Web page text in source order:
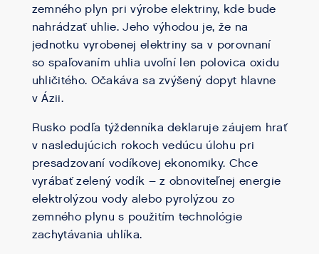
zemného plyn pri výrobe elektriny, kde bude
nahrádzať uhlie. Jeho výhodou je, že na
jednotku vyrobenej elektriny sa v porovnaní
so spaľovaním uhlia uvoľní len polovica oxidu
uhličitého. Očakáva sa zvýšený dopyt hlavne
v Ázii.
Rusko podľa týždenníka deklaruje záujem hrať
v nasledujúcich rokoch vedúcu úlohu pri
presadzovaní vodíkovej ekonomiky. Chce
vyrábať zelený vodík – z obnoviteľnej energie
elektrolýzou vody alebo pyrolýzou zo
zemného plynu s použitím technológie
zachytávania uhlíka.